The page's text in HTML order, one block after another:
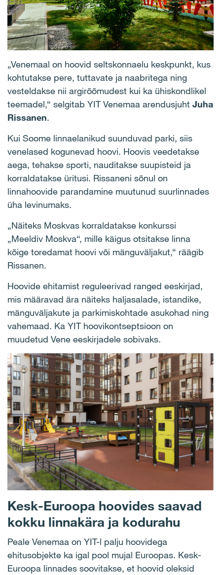
„Venemaal on hoovid seltskonnaelu keskpunkt, kus
kohtutakse pere, tuttavate ja naabritega ning
vesteldakse nii argirõõmudest kui ka ühiskondlikel
teemadel,“ selgitab YIT Venemaa arendusjuht Juha
Rissanen.
Kui Soome linnaelanikud suunduvad parki, siis
venelased kogunevad hoovi. Hoovis veedetakse
aega, tehakse sporti, nauditakse suupisteid ja
korraldatakse üritusi. Rissaneni sõnul on
linnahoovide parandamine muutunud suurlinnades
üha levinumaks.
„Näiteks Moskvas korraldatakse konkurssi
„Meeldiv Moskva“, mille käigus otsitakse linna
kõige toredamat hoovi või mänguväljakut,“ räägib
Rissanen.
Hoovide ehitamist reguleerivad ranged eeskirjad,
mis määravad ära näiteks haljasalade, istandike,
mänguväljakute ja parkimiskohtade asukohad ning
vahemaad. Ka YIT hoovikontseptsioon on
muudetud Vene eeskirjadele sobivaks.
Kesk-Euroopa hoovides saavad
kokku linnakära ja kodurahu
Peale Venemaa on YIT-l palju hoovidega
ehitusobjekte ka igal pool mujal Euroopas. Kesk-
Euroopa linnades soovitakse, et hoovid oleksid